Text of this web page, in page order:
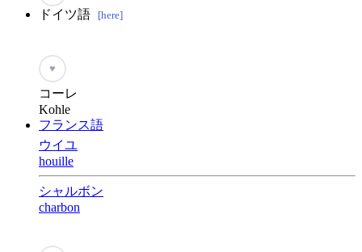
ドイツ語 [here]
♥
コーレ
Kohle
フランス語
ウイユ
houille
シャルボン
charbon